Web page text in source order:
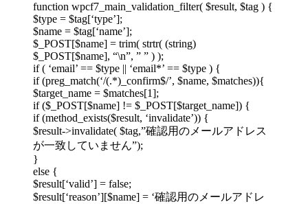
function wpcf7_main_validation_filter( $result, $tag ) {
$type = $tag[‘type’];
$name = $tag[‘name’];
$_POST[$name] = trim( strtr( (string)
$_POST[$name], “\n”, ” ” ) );
if ( ‘email’ == $type || ‘email*’ == $type ) {
if (preg_match(‘/(.*)_confirm$/’, $name, $matches)){
$target_name = $matches[1];
if ($_POST[$name] != $_POST[$target_name]) {
if (method_exists($result, ‘invalidate’)) {
$result->invalidate( $tag,”確認用のメールアドレス
が一致していません”);
}
else {
$result[‘valid’] = false;
$result[‘reason’][$name] = ‘確認用のメールアドレ